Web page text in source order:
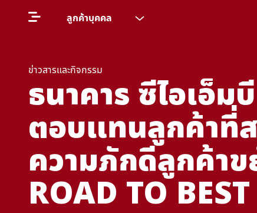
ลูกค้าบุคคล
ข่าวสารและกิจกรรม
ธนาคาร ซีไอเอ็ม
ตอบแทนลูกค้าที่ส
ความภักดีลูกค้าข
ROAD TO